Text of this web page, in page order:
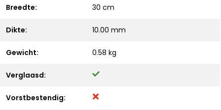
Breedte: 30 cm
Dikte: 10.00 mm
Gewicht: 0.58 kg
Verglaasd:
Vorstbestendig: